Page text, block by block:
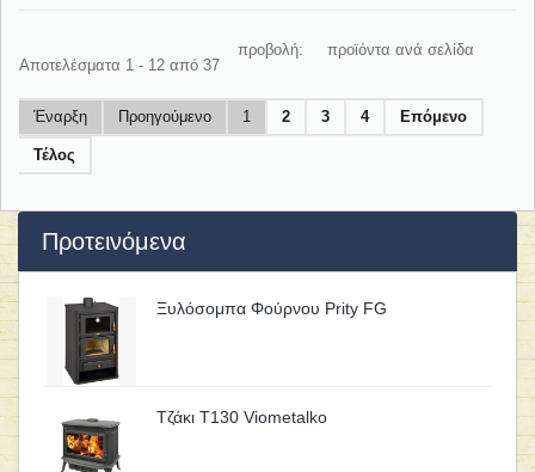
Αποτελέσματα 1 - 12 από 37
προβολή: προϊόντα ανά σελίδα
Έναρξη Προηγούμενο 1 2 3 4 Επόμενο
Τέλος
Προτεινόμενα
Ξυλόσομπα Φούρνου Prity FG
Τζάκι T130 Viometalko